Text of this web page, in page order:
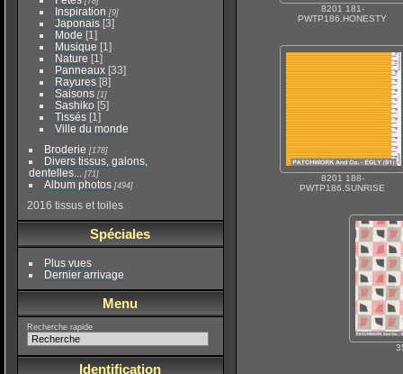
Inspiration [9]
Japonais [3]
Mode [1]
Musique [1]
Nature [1]
Panneaux [33]
Rayures [8]
Saisons [1]
Sashiko [5]
Tissés [1]
Ville du monde
Broderie [178]
Divers tissus, galons,
dentelles...
[71]
Album photos [494]
2016 tissus et toiles
Spéciales
Plus vues
Dernier arrivage
Menu
Recherche rapide
Identification
8201 181-
PWTP186.HONESTY
8201 188-
PWTP186.SUNRISE